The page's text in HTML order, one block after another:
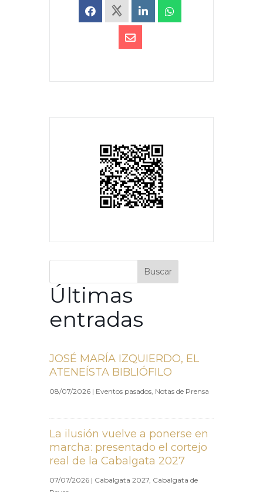
Buscar
Últimas
entradas
JOSÉ MARÍA IZQUIERDO, EL
ATENEÍSTA BIBLIÓFILO
08/07/2026 | Eventos pasados, Notas de Prensa
La ilusión vuelve a ponerse en
marcha: presentado el cortejo
real de la Cabalgata 2027
07/07/2026 | Cabalgata 2027, Cabalgata de